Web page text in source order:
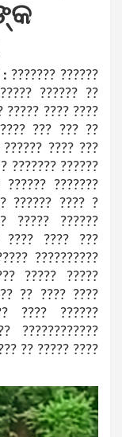
: ??????? ??????
?????? ??
????? ???? ????
??? ??? ??
???? ???
??????? ??????
???????
?????? ???? ?
????? ??????
???? ???? ???
??????????
????? ?????
?? ???? ????
???? ??????
????????????
?? ????? ????